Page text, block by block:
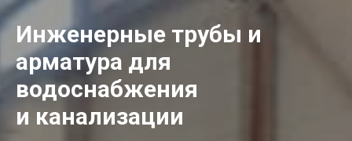
Инженерные трубы и
арматура для
водоснабжения
и канализации